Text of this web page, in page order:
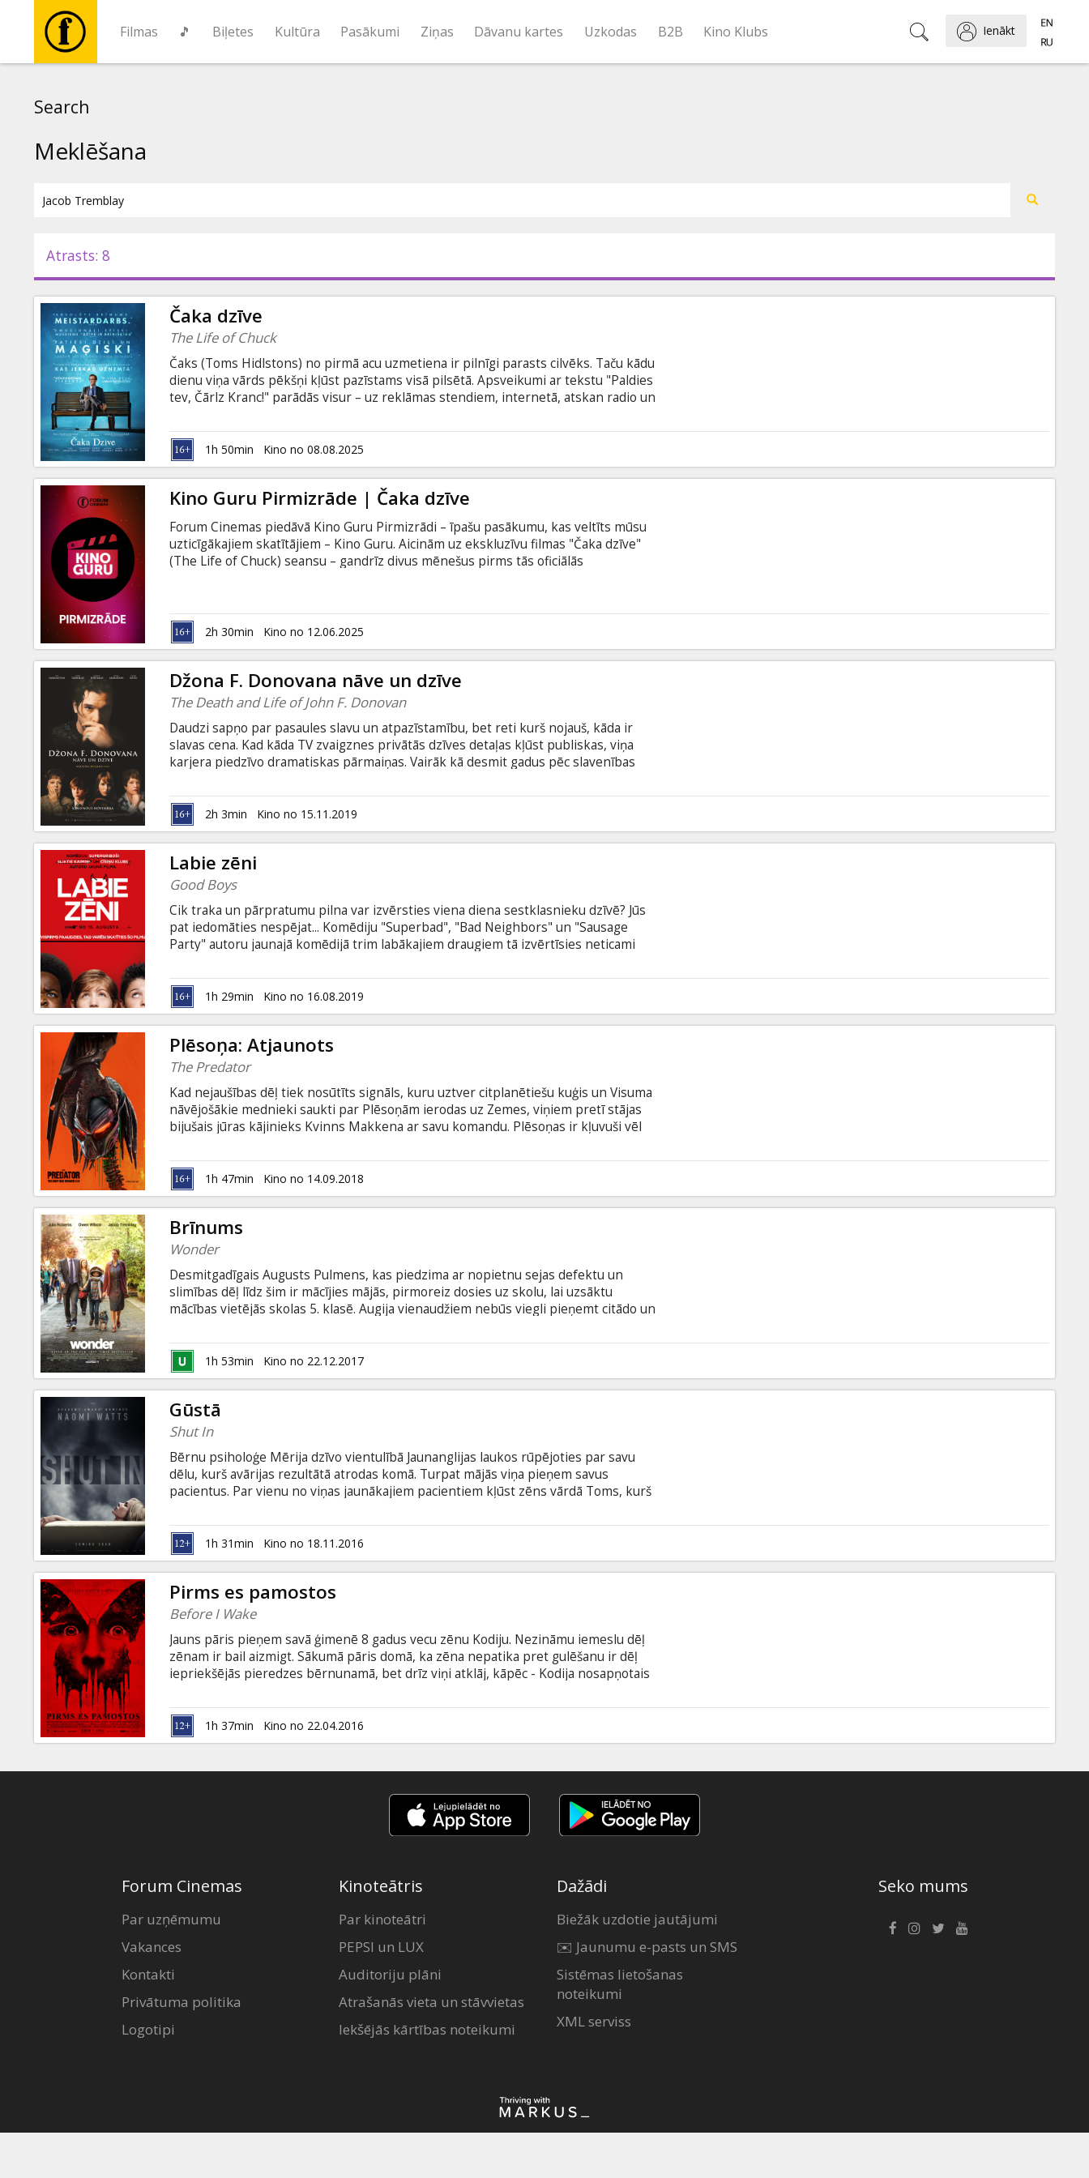
Filmas 🎵 Biļetes Kultūra Pasākumi Ziņas Dāvanu kartes Uzkodas B2B Kino Klubs Ienākt
Pasākumi
Ziņas
Dāvanu
kartes
Uzkodas
B2B
Kino
Klubs
Search
Meklēšana
Atrasts: 8
Čaka dzīve
The Life of Chuck
Čaks (Toms Hidlstons) no pirmā acu uzmetiena ir pilnīgi parasts cilvēks. Taču kādu
dienu viņa vārds pēkšņi kļūst pazīstams visā pilsētā. Apsveikumi ar tekstu "Paldies
tev, Čārlz Kranc!" parādās visur – uz reklāmas stendiem, internetā, atskan radio un
tomēr klīst runas: ja Čaks mirs, kopā ar viņu var sabrukt arī visa pasaule.
Iedvesmojošs stāsts par dzīvi, kas pārkāpj žanru robežas, balstīts uz Stīvena Kinga
stāsta motīviem. Filma angļu valodā ar subtitriem latviešu un krievu valodā.
1h 50min Kino no 08.08.2025
Kino Guru Pirmizrāde | Čaka dzīve
Forum Cinemas piedāvā Kino Guru Pirmizrādi – īpašu pasākumu, kas veltīts mūsu
uzticīgākajiem skatītājiem – Kino Guru. Aicinām uz ekskluzīvu filmas "Čaka dzīve"
(The Life of Chuck) seansu – gandrīz divus mēnešus pirms tās oficiālās
noskatīties filmu labu laiku pirms tās iznākšanas kinoteātros. 🎬🎬🎬 Čaks (Toms
Hidlstons) no pirmā acu uzmetiena ir pilnīgi parasts cilvēks. Taču kādu dienu viņa
vārds pēkšņi kļūst pazīstams visā pilsētā.
2h 30min Kino no 12.06.2025
Džona F. Donovana nāve un dzīve
The Death and Life of John F. Donovan
Daudzi sapņo par pasaules slavu un atpazīstamību, bet reti kurš nojauš, kāda ir
slavas cena. Kad kāda TV zvaigznes privātās dzīves detaļas kļūst publiskas, viņa
karjera piedzīvo dramatiskas pārmaiņas. Vairāk kā desmit gadus pēc slavenības
zvaigzni un ieslīgst pārdomās par to, kā šīs vēstules ietekmējušas viņu abu dzīves.
Filma angļu valodā ar subtitriem latviešu un krievu valodā.
2h 3min Kino no 15.11.2019
Labie zēni
Good Boys
Cik traka un pārpratumu pilna var izvērsties viena diena sestklasnieku dzīvē? Jūs
pat iedomāties nespējat... Komēdiju "Superbad", "Bad Neighbors" un "Sausage
Party" autoru jaunajā komēdijā trim labākajiem draugiem tā izvērtīsies neticami
panikā - nu kā var iet uz ballīti, ja neproti bučoties? Kopā ar labākajiem draugiem
Toru un Lūkasu, viņš nolemj likt lietā tēva dronu (kuram viņš pat tuvoties
nedrīkst), lai izspiegotu pārīti, kuri maigojas turpat kaimiņu pagalmā.
1h 29min Kino no 16.08.2019
Plēsoņa: Atjaunots
The Predator
Kad nejaušības dēļ tiek nosūtīts signāls, kuru uztver citplanētiešu kuģis un Visuma
nāvējošākie mednieki saukti par Plēsoņām ierodas uz Zemes, viņiem pretī stājas
bijušais jūras kājinieks Kvinns Makkena ar savu komandu. Plēsoņas ir kļuvuši vēl
šūnas, tāpēc Kvinna grupu gaida vēl nebijis izaicinājums... Filma angļu valodā ar
subtitriem latviešu un krievu valodā.
1h 47min Kino no 14.09.2018
Brīnums
Wonder
Desmitgadīgais Augusts Pulmens, kas piedzima ar nopietnu sejas defektu un
slimības dēļ līdz šim ir mācījies mājās, pirmoreiz dosies uz skolu, lai uzsāktu
mācības vietējās skolas 5. klasē. Augija vienaudžiem nebūs viegli pieņemt citādo un
viņa mīlošā ģimene. Lai gan Augijs pūlēsies būt tāds pats kā citi skolēni, viņš tikai
vēlreiz apliecinās, ka ir īpašs, un ne jau neparastā izskata dēļ. Filma angļu valodā ar
subtitriem latviešu un krievu valodā.
1h 53min Kino no 22.12.2017
Gūstā
Shut In
Bērnu psiholoģe Mērija dzīvo vientulībā Jaunanglijas laukos rūpējoties par savu
dēlu, kurš avārijas rezultātā atrodas komā. Turpat mājās viņa pieņem savus
pacientus. Par vienu no viņas jaunākajiem pacientiem kļūst zēns vārdā Toms, kurš
viņas. Taču bargas vētras laikā noslēpumainais Toms pēkšņi pazūd mežā... Mērija
vaino sevi Toma nāvē, taču drīz vien viņas mājā sāk notikt dīvainas lietas. Filma
angļu valodā ar subtitriem latviešu un krievu valodā.
1h 31min Kino no 18.11.2016
Pirms es pamostos
Before I Wake
Jauns pāris pieņem savā ģimenē 8 gadus vecu zēnu Kodiju. Nezināmu iemeslu dēļ
zēnam ir bail aizmigt. Sākumā pāris domā, ka zēna nepatika pret gulēšanu ir dēļ
iepriekšējās pieredzes bērnunamā, bet drīz viņi atklāj, kāpēc - Kodija nosapņotais
- sapņu šausminošā daba un draudošās briesmas. Lai izglābtu savu ģimeni, viņi
uzsāk bīstamas medības, lai atklātu patiesību, ko slēpj Kodija murgi. Filma angļu
valodā ar subtitriem latviešu un krievu valodā.
1h 37min Kino no 22.04.2016
Forum Cinemas
Par uzņēmumu
Vakances
Kontakti
Privātuma politika
Logotipi
Kinoteātris
Par kinoteātri
PEPSI un LUX
Auditoriju plāni
Atrašanās vieta un stāvvietas
Iekšējās kārtības noteikumi
Dažādi
Biežāk uzdotie jautājumi
✉️ Jaunumu e-pasts un SMS
Sistēmas lietošanas
noteikumi
XML serviss
Seko mums